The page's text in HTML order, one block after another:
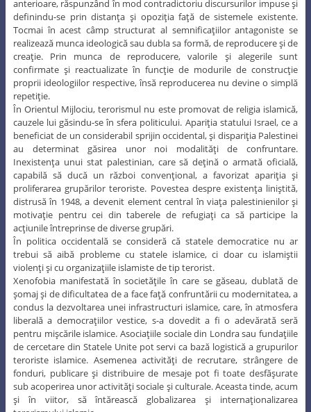
anterioare, răspunzând în mod contradictoriu discursurilor impuse şi
definindu-se prin distanţa şi opoziţia faţă de sistemele existente.
Tocmai în acest câmp structurat al semnificaţiilor antagoniste se
realizează munca ideologică sau dubla sa formă, de reproducere şi de
creaţie. Prin munca de reproducere, valorile şi alegerile sunt
confirmate şi reactualizate în funcţie de modurile de construcţie
proprii ideologiilor respective, însă reproducerea nu devine o simplă
repetiţie.
În Orientul Mijlociu, terorismul nu este promovat de religia islamică,
cauzele lui găsindu-se în sfera politicului. Apariţia statului Israel, ce a
beneficiat de un considerabil sprijin occidental, şi dispariţia Palestinei
au determinat găsirea unor noi modalităţi de confruntare.
Inexistenţa unui stat palestinian, care să deţină o armată oficială,
capabilă să ducă un război convenţional, a favorizat apariţia şi
proliferarea grupărilor teroriste. Povestea despre existenţa liniştită,
distrusă în 1948, a devenit element central în viaţa palestinienilor şi
motivaţie pentru cei din taberele de refugiaţi ca să participe la
acţiunile întreprinse de diverse grupări.
În politica occidentală se consideră că statele democratice nu ar
trebui să aibă probleme cu statele islamice, ci doar cu islamiştii
violenţi şi cu organizaţiile islamiste de tip terorist.
Xenofobia manifestată în societăţile în care se găseau, dublată de
şomaj şi de dificultatea de a face faţă confruntării cu modernitatea, a
condus la dezvoltarea unei infrastructuri islamice, care, în atmosfera
liberală a democraţiilor vestice, s-a dovedit a fi o adevărată seră
pentru mişcările islamice. Asociaţiile sociale din Londra sau fundaţiile
de cercetare din Statele Unite pot servi ca bază logistică a grupurilor
teroriste islamice. Asemenea activităţi de recrutare, strângere de
fonduri, publicare şi distribuire de mesaje pot fi toate desfăşurate
sub acoperirea unor activităţi sociale şi culturale. Aceasta tinde, acum
şi în viitor, să întărească globalizarea şi internaţionalizarea